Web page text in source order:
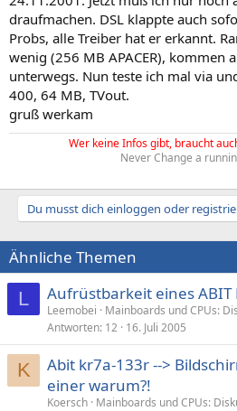
draufmachen. DSL klappte auch
Probs, alle Treiber hat er erkannt.
wenig (256 MB APACER), kommen
unterwegs. Nun teste ich mal via
400, 64 MB, TVout.
gruß werkam
Wer keine Infos gibt, braucht
Never Change a
Du musst dich einloggen oder
Ähnliche Themen
L Aufrüstbarkeit eines ABIT
Leemobei
Mainboards und CPUs:
Antworten 12 16. Juli 2005
K
Abit kr7a-133r -->
einer warum?!
Koersch Mainboards und CPUs: